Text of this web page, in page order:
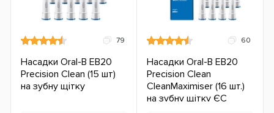
79
Насадки Oral-B EB20
Precision Clean (15 шт)
на зубну щітку
60
Насадки Oral-B EB20
Precision Clean
CleanMaximiser (16 шт.)
на зубну щітку ЄС